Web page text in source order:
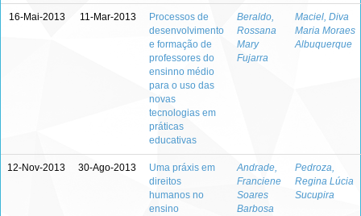
16-Mai-2013 11-Mar-2013
Processos de
desenvolvimento
e formação de
professores do
ensinno médio
para o uso das
novas
tecnologias em
práticas
educativas
Beraldo,
Rossana
Mary
Fujarra
Maciel, Diva
Maria Moraes
Albuquerque
12-Nov-2013 30-Ago-2013
Uma práxis em
direitos
humanos no
ensino
Andrade,
Franciene
Soares
Barbosa
Pedroza,
Regina Lúcia
Sucupira